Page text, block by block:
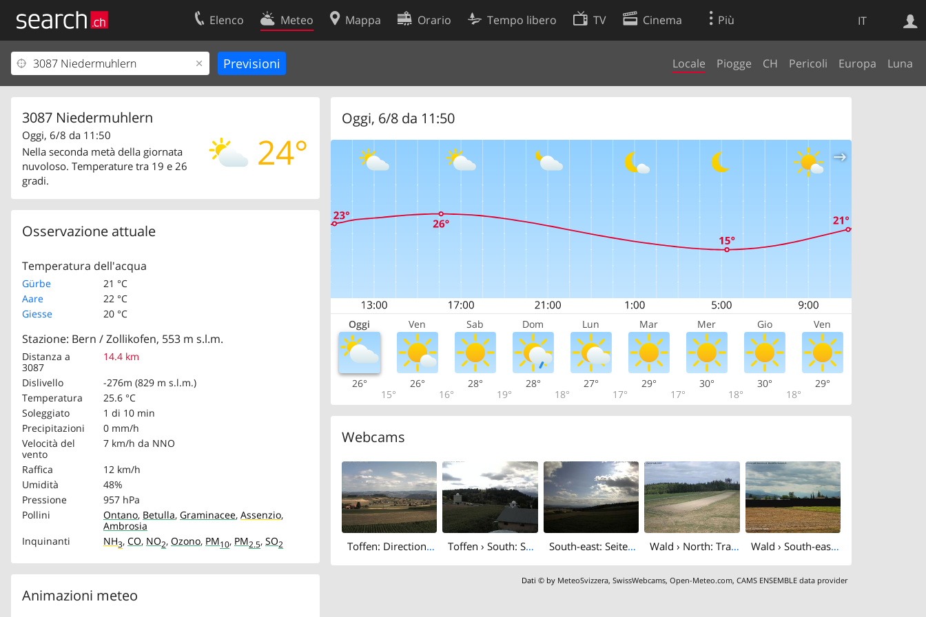
IT
Elenco Meteo Mappa Orario Tempo libero TV Cinema Più
Locale Piogge CH Pericoli Europa Luna
3087 Niedermuhlern
24°
Oggi, 6/8 da 11:50
Nella seconda metà della giornata
nuvoloso. Temperature tra 19 e 26
gradi.
Osservazione attuale
Temperatura dell'acqua
Gürbe
21 °C
Aare
22 °C
Giesse
20 °C
Stazione: Bern / Zollikofen, 553 m s.l.m.
Distanza a
3087
14.4 km
Dislivello
-276m (829 m s.l.m.)
Temperatura
25.6 °C
Soleggiato
1 di 10 min
Precipitazioni
0 mm/h
Velocità del
vento
7 km/h da NNO
Raffica
12 km/h
Umidità
48%
Pressione
957 hPa
Pollini
Ontano, Betulla, Graminacee, Assenzio,
Ambrosia
Inquinanti
NH3, CO, NO2, Ozono, PM10, PM2.5, SO2
Animazioni meteo
Oggi, 6/8 da 11:50
Oggi Ven Sab Dom Lun Mar Mer Gio Ven
26°
15°
26°
16°
28°
19°
28°
18°
27°
17°
29°
17°
30°
18°
30°
18°
29°
Webcams
Toffen: Direction Belp Toffen › South: Sonnenturm Uecht - Seitenberg South-east: Seitenberg Wald › North: Tractor Pulling Zimmerwald Wald › South-east: Zimmerwald
Dati © by MeteoSvizzera,SwissWebcams,Open-Meteo.com,CAMS ENSEMBLE data provider
Ricerca Web
Il vostro profolio
Area clienti
Informazioni Legali
Contatti
Condizioni d’uso
Preferenze cookie